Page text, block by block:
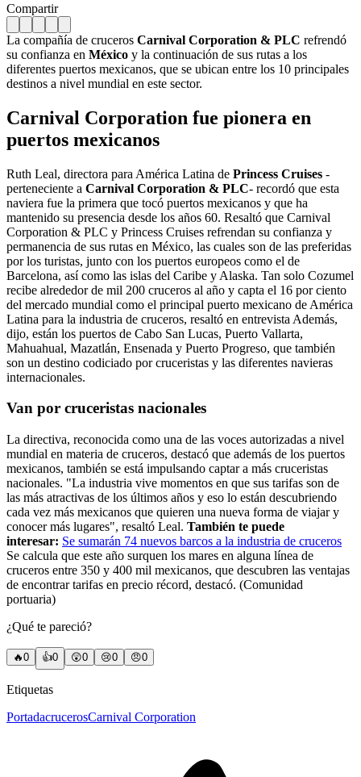
Compartir
La compañía de cruceros Carnival Corporation & PLC refrendó
su confianza en México y la continuación de sus rutas a los
diferentes puertos mexicanos, que se ubican entre los 10 principales
destinos a nivel mundial en este sector.
Carnival Corporation fue pionera en
puertos mexicanos
Ruth Leal, directora para América Latina de Princess Cruises -
perteneciente a Carnival Corporation & PLC- recordó que esta
naviera fue la primera que tocó puertos mexicanos y que ha
mantenido su presencia desde los años 60. Resaltó que Carnival
Corporation & PLC y Princess Cruises refrendan su confianza y
permanencia de sus rutas en México, las cuales son de las preferidas
por los turistas, junto con los puertos europeos como el de
Barcelona, así como las islas del Caribe y Alaska. Tan solo Cozumel
recibe alrededor de mil 200 cruceros al año y capta el 16 por ciento
del mercado mundial como el principal puerto mexicano de América
Latina para la industria de cruceros, resaltó en entrevista Además,
dijo, están los puertos de Cabo San Lucas, Puerto Vallarta,
Mahuahual, Mazatlán, Ensenada y Puerto Progreso, que también
son un destino codiciado por cruceristas y las diferentes navieras
internacionales.
Van por cruceristas nacionales
La directiva, reconocida como una de las voces autorizadas a nivel
mundial en materia de cruceros, destacó que además de los puertos
mexicanos, también se está impulsando captar a más cruceristas
nacionales. "La industria vive momentos en que sus tarifas son de
las más atractivas de los últimos años y eso lo están descubriendo
cada vez más mexicanos que quieren una nueva forma de viajar y
conocer más lugares", resaltó Leal. También te puede
interesar: Se sumarán 74 nuevos barcos a la industria de cruceros
Se calcula que este año surquen los mares en alguna línea de
cruceros entre 350 y 400 mil mexicanos, que descubren las ventajas
de encontrar tarifas en precio récord, destacó. (Comunidad
portuaria)
¿Qué te pareció?
🔥0 👍0 😲0 😢0 😠0
Etiquetas
PortadacrucerosCarnival Corporation